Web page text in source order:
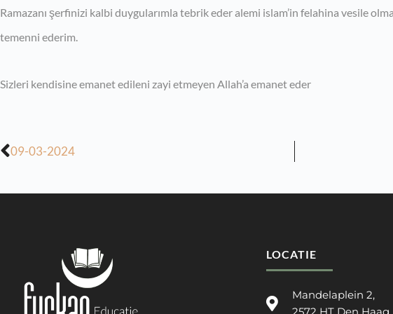
Ramazanı şerfinizi kalbi duygularımla tebrik eder alemi islam’in felahina vesile
temenni ederim.
Sizleri kendisine emanet edileni zayi etmeyen Allah’a emanet eder
09-03-2024
LOCATIE
Mandelaplein 2,